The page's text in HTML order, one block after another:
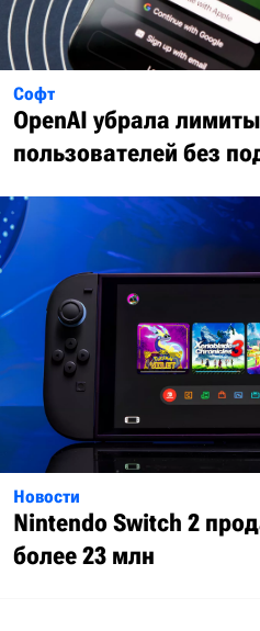
Софт
OpenAI убрала
пользователей без
Новости
Nintendo Switch 2
более 23 млн